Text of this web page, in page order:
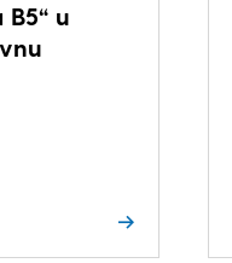
u